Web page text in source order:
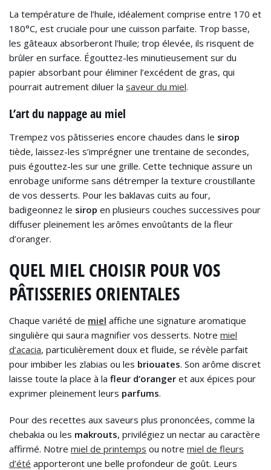
La température de l’huile, idéalement comprise entre 170 et
180°C, est cruciale pour une cuisson parfaite. Trop basse,
les gâteaux absorberont l’huile; trop élevée, ils risquent de
brûler en surface. Égouttez-les minutieusement sur du
papier absorbant pour éliminer l’excédent de gras, qui
pourrait autrement diluer la saveur du miel.
L’art du nappage au miel
Trempez vos pâtisseries encore chaudes dans le sirop
tiède, laissez-les s’imprégner une trentaine de secondes,
puis égouttez-les sur une grille. Cette technique assure un
enrobage uniforme sans détremper la texture croustillante
de vos desserts. Pour les baklavas cuits au four,
badigeonnez le sirop en plusieurs couches successives pour
diffuser pleinement les arômes envoûtants de la fleur
d’oranger.
QUEL MIEL CHOISIR POUR VOS
PÂTISSERIES ORIENTALES
Chaque variété de miel affiche une signature aromatique
singulière qui saura magnifier vos desserts. Notre miel
d’acacia, particulièrement doux et fluide, se révèle parfait
pour imbiber les zlabias ou les briouates. Son arôme discret
laisse toute la place à la fleur d’oranger et aux épices pour
exprimer pleinement leurs parfums.
Pour des recettes aux saveurs plus prononcées, comme la
chebakia ou les makrouts, privilégiez un nectar au caractère
affirmé. Notre miel de printemps ou notre miel de fleurs
d’été apporteront une belle profondeur de goût. Leurs